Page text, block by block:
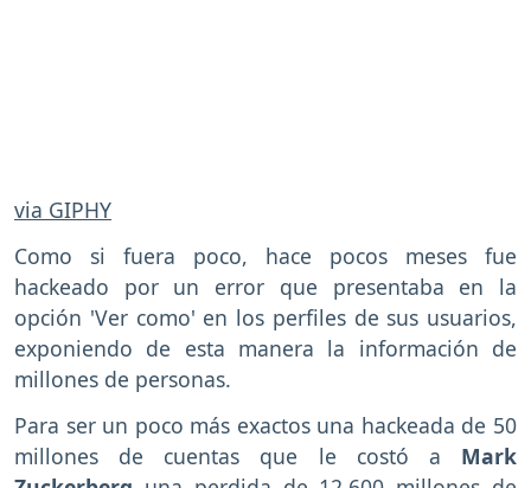
via GIPHY
Como si fuera poco, hace pocos meses fue
hackeado por un error que presentaba en la
opción 'Ver como' en los perfiles de sus usuarios,
exponiendo de esta manera la información de
millones de personas.
Para ser un poco más exactos una hackeada de 50
millones de cuentas que le costó a Mark